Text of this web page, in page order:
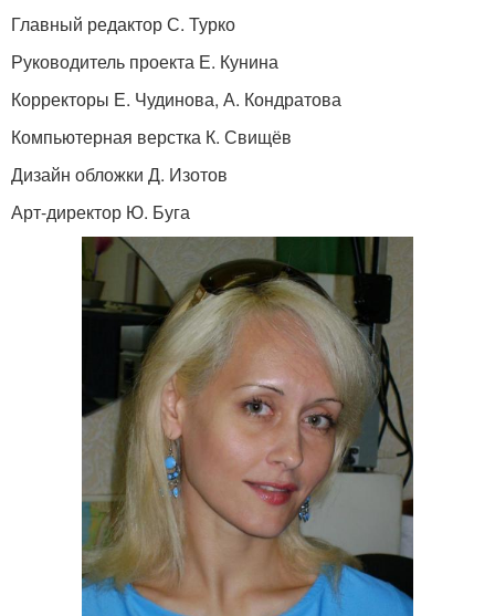
Главный редактор С. Турко
Руководитель проекта Е. Кунина
Корректоры Е. Чудинова, А. Кондратова
Компьютерная верстка К. Свищёв
Дизайн обложки Д. Изотов
Арт-директор Ю. Буга